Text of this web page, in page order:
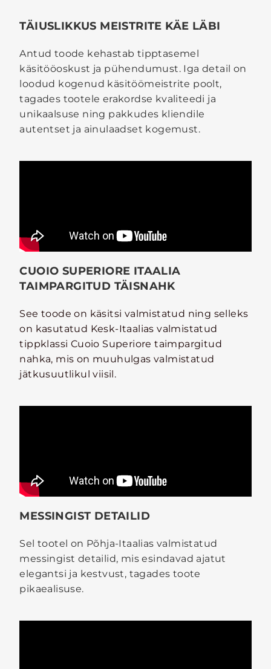
TÄIUSLIKKUS MEISTRITE KÄE LÄBI
Antud toode kehastab tipptasemel
käsitööoskust ja pühendumust. Iga detail on
loodud kogenud käsitöömeistrite poolt,
tagades tootele erakordse kvaliteedi ja
unikaalsuse ning pakkudes kliendile
autentset ja ainulaadset kogemust.
CUOIO SUPERIORE ITAALIA
TAIMPARGITUD TÄISNAHK
See toode on käsitsi valmistatud ning selleks
on kasutatud Kesk-Itaalias valmistatud
tippklassi Cuoio Superiore taimpargitud
nahka, mis on muuhulgas valmistatud
jätkusuutlikul viisil.
MESSINGIST DETAILID
Sel tootel on Põhja-Itaalias valmistatud
messingist detailid, mis esindavad ajatut
elegantsi ja kestvust, tagades toote
pikaealisuse.